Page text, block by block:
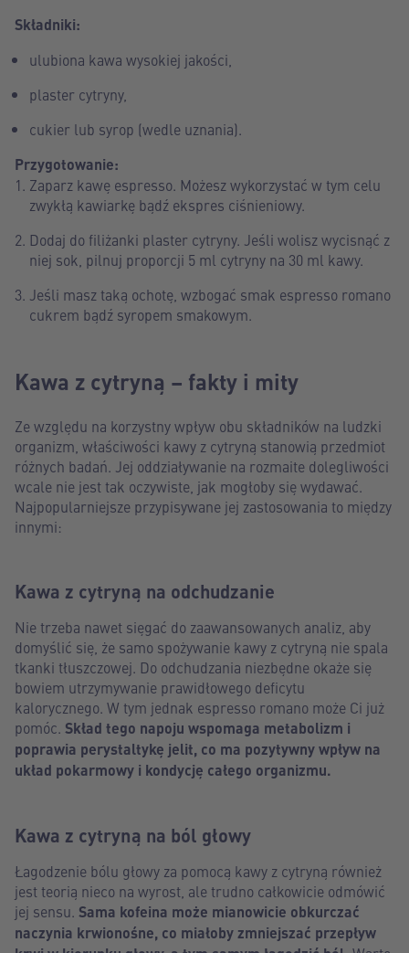
Składniki:
ulubiona kawa wysokiej jakości,
plaster cytryny,
cukier lub syrop (wedle uznania).
Przygotowanie:
Zaparz kawę espresso. Możesz wykorzystać w tym celu
zwykłą kawiarkę bądź ekspres ciśnieniowy.
Dodaj do filiżanki plaster cytryny. Jeśli wolisz wycisnąć z
niej sok, pilnuj proporcji 5 ml cytryny na 30 ml kawy.
Jeśli masz taką ochotę, wzbogać smak espresso romano
cukrem bądź syropem smakowym.
Kawa z cytryną – fakty i mity
Ze względu na korzystny wpływ obu składników na ludzki
organizm, właściwości kawy z cytryną stanowią przedmiot
różnych badań. Jej oddziaływanie na rozmaite dolegliwości
wcale nie jest tak oczywiste, jak mogłoby się wydawać.
Najpopularniejsze przypisywane jej zastosowania to między
innymi:
Kawa z cytryną na odchudzanie
Nie trzeba nawet sięgać do zaawansowanych analiz, aby
domyślić się, że samo spożywanie kawy z cytryną nie spala
tkanki tłuszczowej. Do odchudzania niezbędne okaże się
bowiem utrzymywanie prawidłowego deficytu
kalorycznego. W tym jednak espresso romano może Ci już
pomóc. Skład tego napoju wspomaga metabolizm i
poprawia perystaltykę jelit, co ma pozytywny wpływ na
układ pokarmowy i kondycję całego organizmu.
Kawa z cytryną na ból głowy
Łagodzenie bólu głowy za pomocą kawy z cytryną również
jest teorią nieco na wyrost, ale trudno całkowicie odmówić
jej sensu. Sama kofeina może mianowicie obkurczać
naczynia krwionośne, co miałoby zmniejszać przepływ